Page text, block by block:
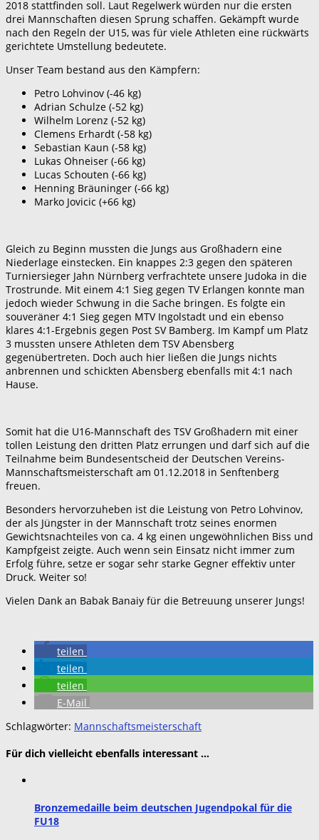
2018 stattfinden soll. Laut Regelwerk würden nur die ersten
drei Mannschaften diesen Sprung schaffen. Gekämpft wurde
nach den Regeln der U15, was für viele Athleten eine rückwärts
gerichtete Umstellung bedeutete.
Unser Team bestand aus den Kämpfern:
Petro Lohvinov (-46 kg)
Adrian Schulze (-52 kg)
Wilhelm Lorenz (-52 kg)
Clemens Erhardt (-58 kg)
Sebastian Kaun (-58 kg)
Lukas Ohneiser (-66 kg)
Lucas Schouten (-66 kg)
Henning Bräuninger (-66 kg)
Marko Jovicic (+66 kg)
Gleich zu Beginn mussten die Jungs aus Großhadern eine
Niederlage einstecken. Ein knappes 2:3 gegen den späteren
Turniersieger Jahn Nürnberg verfrachtete unsere Judoka in die
Trostrunde. Mit einem 4:1 Sieg gegen TV Erlangen konnte man
jedoch wieder Schwung in die Sache bringen. Es folgte ein
souveräner 4:1 Sieg gegen MTV Ingolstadt und ein ebenso
klares 4:1-Ergebnis gegen Post SV Bamberg. Im Kampf um Platz
3 mussten unsere Athleten dem TSV Abensberg
gegenübertreten. Doch auch hier ließen die Jungs nichts
anbrennen und schickten Abensberg ebenfalls mit 4:1 nach
Hause.
Somit hat die U16-Mannschaft des TSV Großhadern mit einer
tollen Leistung den dritten Platz errungen und darf sich auf die
Teilnahme beim Bundesentscheid der Deutschen Vereins-
Mannschaftsmeisterschaft am 01.12.2018 in Senftenberg
freuen.
Besonders hervorzuheben ist die Leistung von Petro Lohvinov,
der als Jüngster in der Mannschaft trotz seines enormen
Gewichtsnachteiles von ca. 4 kg einen ungewöhnlichen Biss und
Kampfgeist zeigte. Auch wenn sein Einsatz nicht immer zum
Erfolg führe, setze er sogar sehr starke Gegner effektiv unter
Druck. Weiter so!
Vielen Dank an Babak Banaiy für die Betreuung unserer Jungs!
teilen
teilen
teilen
E-Mail
Schlagwörter: Mannschaftsmeisterschaft
Für dich vielleicht ebenfalls interessant …
Bronzemedaille beim deutschen Jugendpokal für die
FU18